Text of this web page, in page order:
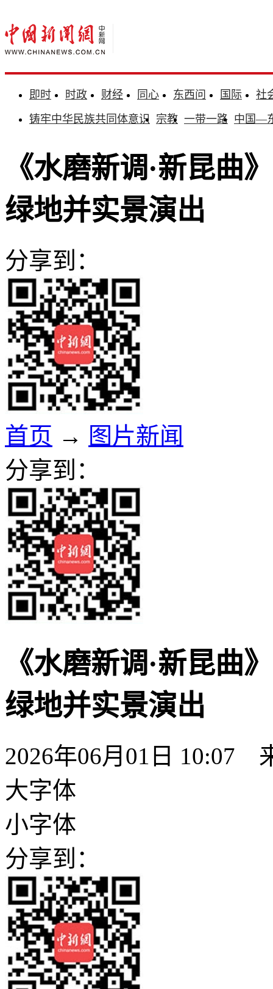
即时 时政 财经 同心 东西问 国际
社
铸牢中华民族共同体意识 宗教 一带一路 中国—
《水磨新调·新昆曲
绿地并实景演出
分享到：
首页 → 图片新闻
分享到：
《水磨新调·新昆曲
绿地并实景演出
2026年06月01日 10:07
大字体
小字体
分享到：